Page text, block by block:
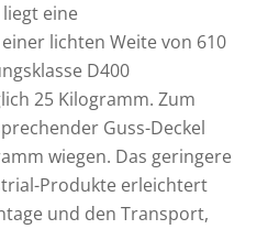
eine
lichten Weite von 610
D400
25 Kilogramm. Zum
Guss-Deckel
wiegen. Das geringere
Produkte erleichtert
und den Transport,